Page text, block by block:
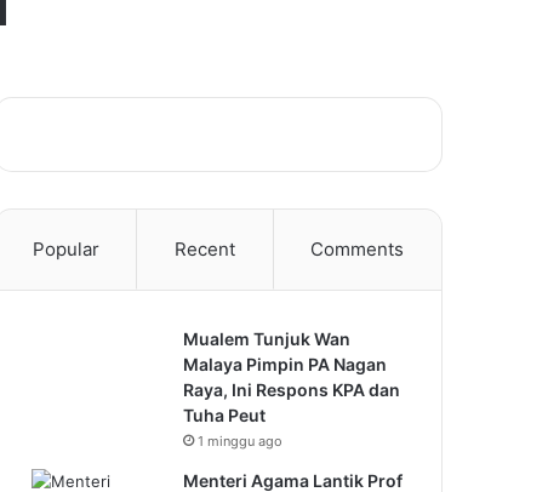
Popular Recent Comments
Mualem Tunjuk Wan
Malaya Pimpin PA Nagan
Raya, Ini Respons KPA dan
Tuha Peut
1 minggu ago
Menteri Agama Lantik Prof